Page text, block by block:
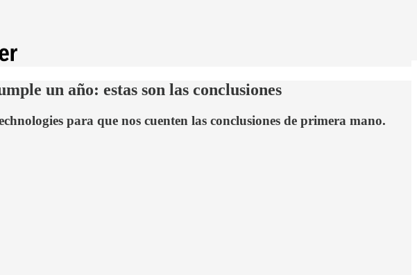
un año: estas son las conclusiones
para que nos cuenten las conclusiones de primera mano.